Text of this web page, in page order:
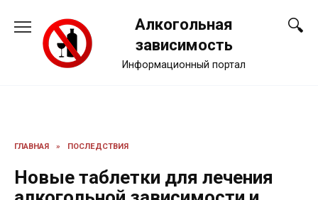
содержанию
Алкогольная
зависимость
Информационный портал
ГЛАВНАЯ » ПОСЛЕДСТВИЯ
Новые таблетки для лечения